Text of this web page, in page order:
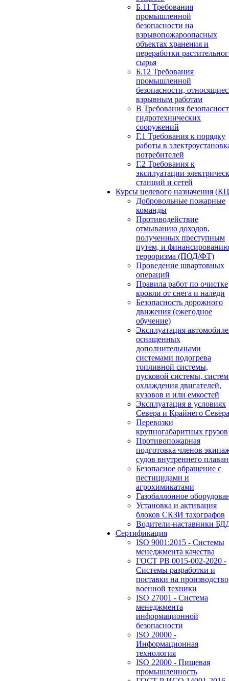
Б.11 Требования
промышленной
безопасности на
взрывопожароопасных
объектах хранения и
переработки
сырья
Б.12 Требования
промышленной
безопасности,
взрывным работам
В Требования
гидротехнических
сооружений
Г.1 Требования к порядку
работы в
потребителей
Г.2 Требования к
эксплуатации
станций и сетей
Курсы целевого назначения
Добровольные пожарные
команды
Противодействие
отмыванию доходов,
полученных преступным
путем, и финансированию
терроризма (ПОД/ФТ)
Проведение швартовных
операций
Правила работ по очистке
кровли от снега и наледи
Безопасность дорожного
движения (ежегодное
обучение)
Эксплуатация
оснащенных
дополнительными
системами подогрева
топливной системы,
пусковой системы,
охлаждения двигателей,
кузовов и или емкостей
Эксплуатация в условиях
Севера и Крайнего Севера
Перевозки
крупногабаритных грузов
Противопожарная
подготовка членов
судов внутреннего
Безопасное обращение с
пестицидами и
агрохимикатами
Газобаллонное
Установка и активация
блоков СКЗИ тахографов
Водители-наставники
Сертификация
ISO 9001:2015 - Системы
менеджмента качества
ГОСТ РВ 0015-002-2020 -
Системы разработки и
поставки на производство
военной техники
ISO 27001 - Система
менеджмента
информационной
безопасности
ISO 20000 -
Информационная
технология
ISO 22000 - Пищевая
промышленность